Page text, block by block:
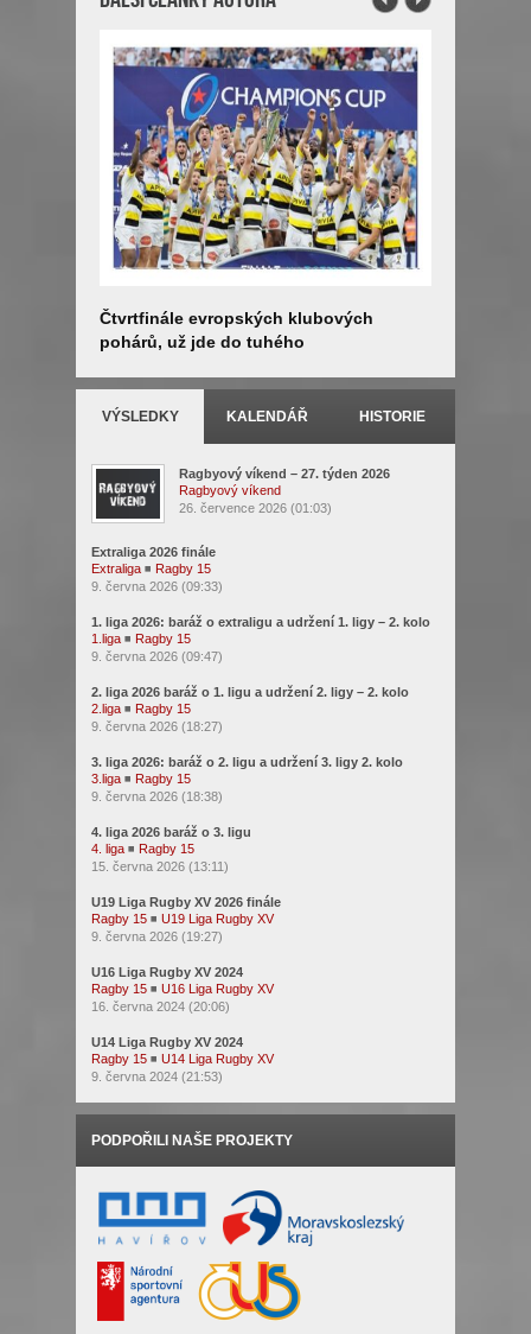
Čtvrtfinále evropských klubových
pohárů, už jde do tuhého
VÝSLEDKY KALENDÁŘ HISTORIE
Ragbyový víkend – 27. týden 2026
Ragbyový víkend
26. července 2026 (01:03)
Extraliga 2026 finále
Extraliga ◾ Ragby 15
9. června 2026 (09:33)
1. liga 2026: baráž o extraligu a udržení 1. ligy – 2. kolo
1.liga ◾ Ragby 15
9. června 2026 (09:47)
2. liga 2026 baráž o 1. ligu a udržení 2. ligy – 2. kolo
2.liga ◾ Ragby 15
9. června 2026 (18:27)
3. liga 2026: baráž o 2. ligu a udržení 3. ligy 2. kolo
3.liga ◾ Ragby 15
9. června 2026 (18:38)
4. liga 2026 baráž o 3. ligu
4. liga ◾ Ragby 15
15. června 2026 (13:11)
U19 Liga Rugby XV 2026 finále
Ragby 15 ◾ U19 Liga Rugby XV
9. června 2026 (19:27)
U16 Liga Rugby XV 2024
Ragby 15 ◾ U16 Liga Rugby XV
16. června 2024 (20:06)
U14 Liga Rugby XV 2024
Ragby 15 ◾ U14 Liga Rugby XV
9. června 2024 (21:53)
PODPOŘILI NAŠE PROJEKTY